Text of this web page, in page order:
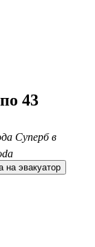
43
Суперб в
заявка на эвакуатор